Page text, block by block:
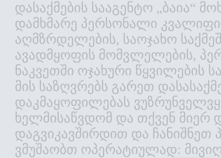
დასაქმების სააგენტო „ბაია“
დამხმარე პერსონალი
აღმზრდელების, საოჯახო
ავადმყოფის მომვლელების,
ნაკვეთში ოჯახური წყვილების
მის საზღვრებს გარეთ
დაკმაყოფილებას
ხელმისაწვდომ და თქვენ მიერ
დაგვიკავშირდით და ჩანიშნეთ
ვმუშაობთ ოპერატიულად: